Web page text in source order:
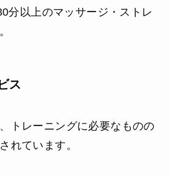
分以上のマッサージ・ストレ
ス
トレーニングに必要なものの
れています。